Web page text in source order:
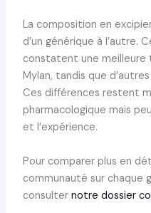
La composition en
d’un générique à l’autre.
constatent une meilleure
Mylan, tandis que
Ces différences restent
pharmacologique mais
et l’expérience.
Pour comparer plus en
communauté sur chaque
consulter notre dossier